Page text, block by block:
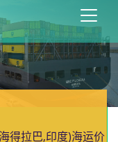
得拉巴,印度)海运价